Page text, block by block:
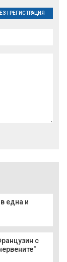
една и
с
РЕГИСТРАЦИЯ